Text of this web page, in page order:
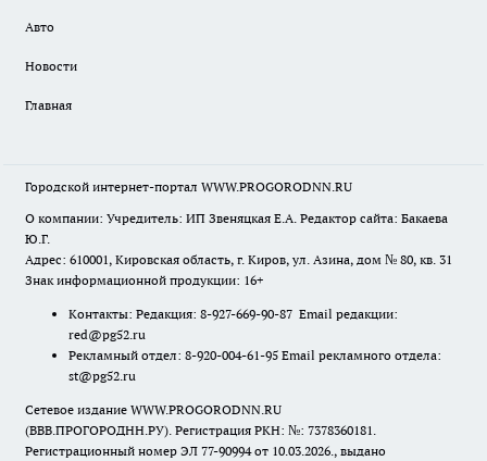
Авто
Новости
Главная
Городской интернет-портал WWW.PROGORODNN.RU
О компании: Учредитель: ИП Звеняцкая Е.А. Редактор сайта: Бакаева
Ю.Г.
Адрес: 610001, Кировская область, г. Киров, ул. Азина, дом № 80, кв. 31
Знак информационной продукции: 16+
Контакты: Редакция: 8-927-669-90-87 Email редакции:
red@pg52.ru
Рекламный отдел: 8-920-004-61-95 Email рекламного отдела:
st@pg52.ru
Сетевое издание WWW.PROGORODNN.RU
(ВВВ.ПРОГОРОДНН.РУ). Регистрация РКН: №: 7378360181.
Регистрационный номер ЭЛ 77-90994 от 10.03.2026., выдано